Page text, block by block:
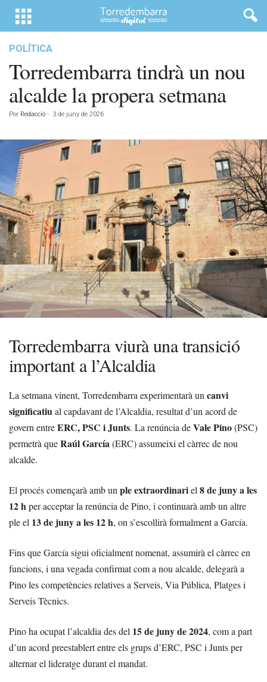
POLÍTICA
Torredembarra tindrà un nou
alcalde la propera setmana
Por Redacció - 3 de juny de 2026
Torredembarra viurà una transició
important a l’Alcaldia
La setmana vinent, Torredembarra experimentarà un canvi
significatiual capdavant de l’Alcaldia, resultat d’un acord de
govern entreERC, PSC i Junts. La renúncia deVale Pino(PSC)
permetrà queRaúl García(ERC) assumeixi el càrrec de nou
alcalde.
El procés començarà amb un ple extraordinariel 8 de juny a les
12 hper acceptar la renúncia de Pino, i continuarà amb un altre
ple el 13 de juny a les 12 h, on s’escollirà formalment a García.
Fins que García sigui oficialment nomenat, assumirà el càrrec en
funcions, i una vegada confirmat com a nou alcalde, delegarà a
Pino les competències relatives a Serveis, Via Pública, Platges i
Serveis Tècnics.
Pino ha ocupat l’alcaldia des del 15 de juny de 2024, com a part
d’un acord preestablert entre els grups d’ERC, PSC i Junts per
alternar el lideratge durant el mandat.